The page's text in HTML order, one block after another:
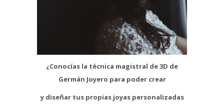
¿Conocías la técnica magistral de 3D de
Germán Joyero para poder crear
y diseñar tus propias joyas personalizadas